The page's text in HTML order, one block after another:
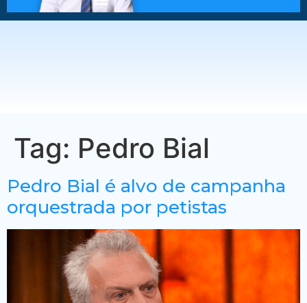
Tag: Pedro Bial
Pedro Bial é alvo de campanha
orquestrada por petistas